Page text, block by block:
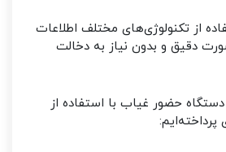
از تکنولوژی‌های مختلف اطلاعات
دقیق و بدون نیاز به دخالت
دستگاه حضور غیاب با استفاده از
پرداخته‌ایم: